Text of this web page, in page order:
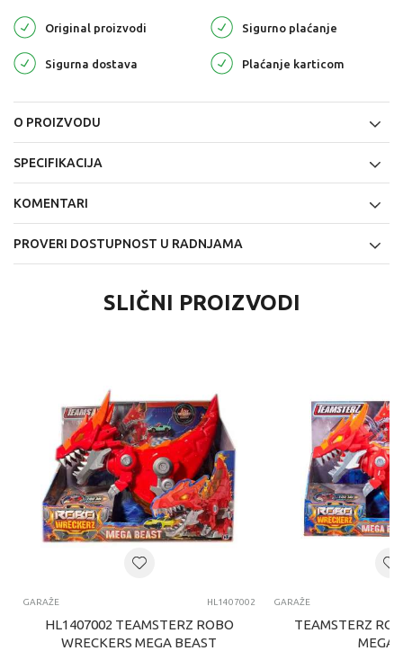
Original proizvodi Sigurno plaćanje
Sigurna dostava Plaćanje karticom
O PROIZVODU
SPECIFIKACIJA
KOMENTARI
PROVERI DOSTUPNOST U RADNJAMA
SLIČNI PROIZVODI
GARAŽE HL1407002
HL1407002 TEAMSTERZ ROBO
WRECKERS MEGA BEAST
GARAŽE
TEAMSTERZ
MEGA